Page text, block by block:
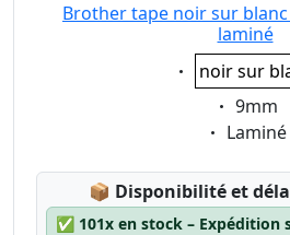
Brother tape noir sur blanc
laminé
Eigenschaft:
noir sur
9mm
Laminé
📦 Lagerstatus:
Disponibilité et
✅ 101x en stock – Expédition